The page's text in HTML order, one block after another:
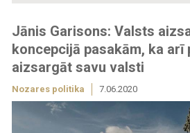
Jānis Garisons: Valsts
koncepcijā pasakām, ka arī
aizsargāt savu valsti
Nozares politika 7.06.2020